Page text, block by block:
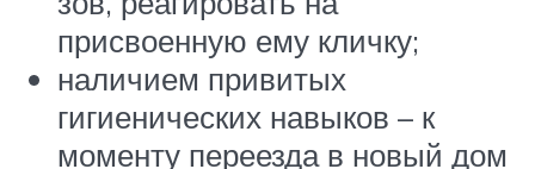
присвоенную ему кличку;
наличием привитых
гигиенических навыков – к
моменту переезда в новый дом